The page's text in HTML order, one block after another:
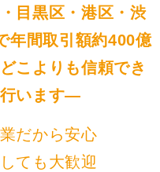
目黒区・港区・渋
年間取引額約400億
こよりも信頼でき
います―
だから安心
ても大歓迎